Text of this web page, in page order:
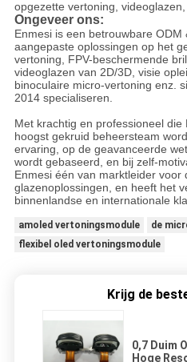
opgezette vertoning,
Ongeveer ons:
Enmesi is een betrouwbare
aangepaste oplossingen op het
vertoning, FPV-beschermende
videoglazen van 2D/3D, visie
binoculaire micro-vertoning enz.
2014 specialiseren.
Met krachtig en professioneel
hoogst gekruid beheersteam
ervaring, op de geavanceerde
wordt gebaseerd, en bij zelf-
Enmesi één van marktleider voor
glazenoplossingen, en heeft het
binnenlandse en internationale
amoled vertoningsmodule
de
flexibel oled vertoningsmodule
Krijg de
0,7 Duim
Hoge